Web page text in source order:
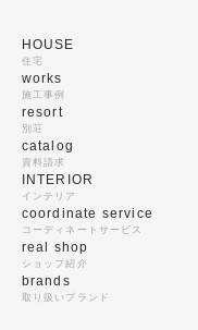
HOUSE
住宅
works
施工事例
resort
別荘
catalog
資料請求
INTERIOR
インテリア
coordinate service
コーディネートサービス
real shop
ショップ紹介
brands
取り扱いブランド